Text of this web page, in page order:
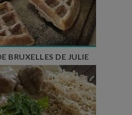
de cuisson : 4 à 5 min
de repos : 1h
: Pour une dizaine de gaufres
BRUXELLES DE JULIE